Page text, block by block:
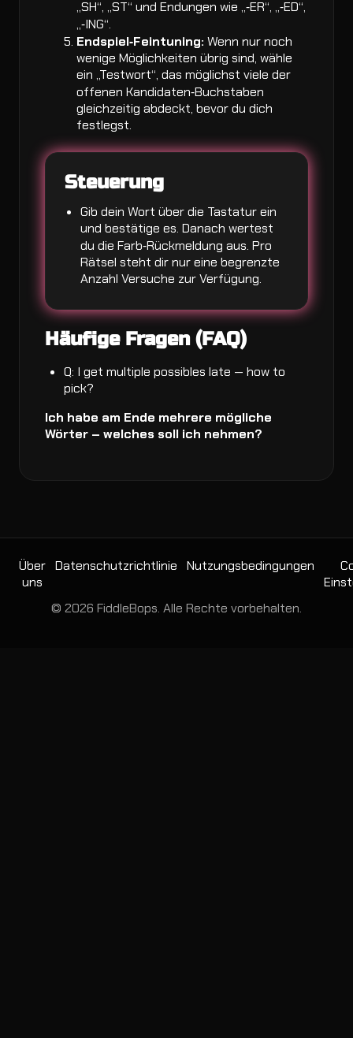
„SH“, „ST“ und Endungen wie „‑ER“, „‑ED“,
„‑ING“.
Endspiel‑Feintuning: Wenn nur noch
wenige Möglichkeiten übrig sind, wähle
ein „Testwort“, das möglichst viele der
offenen Kandidaten‑Buchstaben
gleichzeitig abdeckt, bevor du dich
festlegst.
Steuerung
Gib dein Wort über die Tastatur ein
und bestätige es. Danach wertest
du die Farb‑Rückmeldung aus. Pro
Rätsel steht dir nur eine begrenzte
Anzahl Versuche zur Verfügung.
Häufige Fragen (FAQ)
Q: I get multiple possibles late — how to
pick?
Ich habe am Ende mehrere mögliche
Wörter – welches soll ich nehmen?
Über
uns
Datenschutzrichtlinie Nutzungsbedingungen
© 2026 FiddleBops. Alle Rechte vorbehalten.